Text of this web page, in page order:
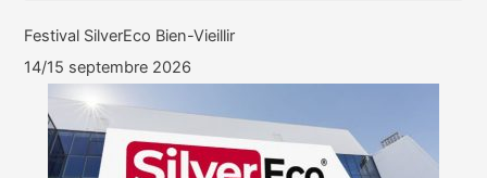
Festival SilverEco Bien-Vieillir
14/15 septembre 2026